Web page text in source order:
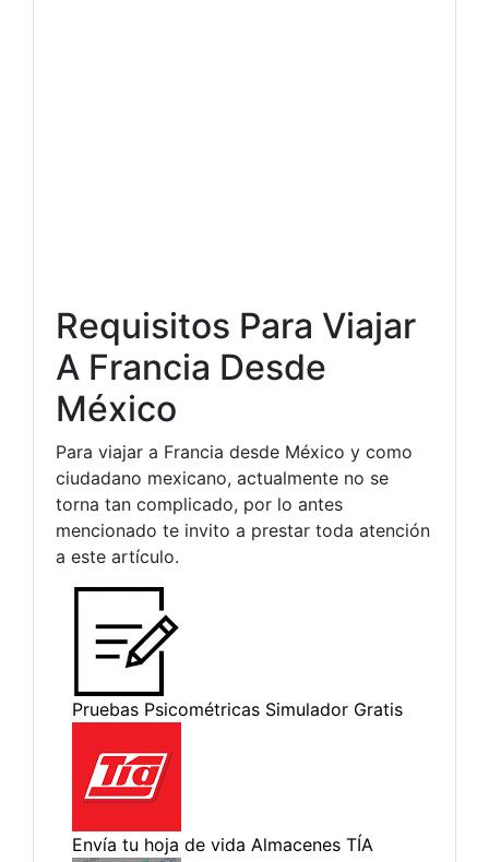
Requisitos Para Viajar
A Francia Desde
México
Para viajar a Francia desde México y como
ciudadano mexicano, actualmente no se
torna tan complicado, por lo antes
mencionado te invito a prestar toda atención
a este artículo.